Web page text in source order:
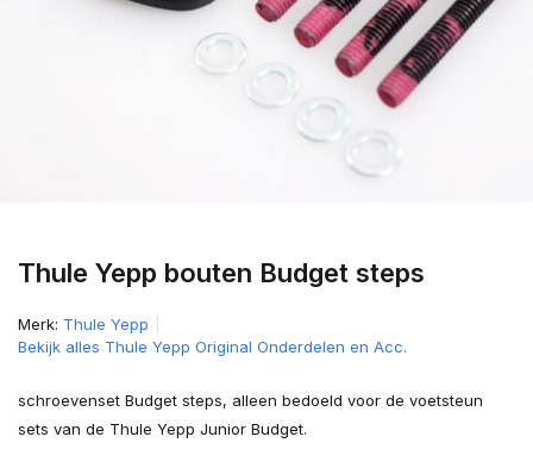
Thule Yepp bouten Budget steps
Merk: Thule Yepp
Bekijk alles Thule Yepp Original Onderdelen en Acc.
schroevenset Budget steps, alleen bedoeld voor de voetsteun
sets van de Thule Yepp Junior Budget.